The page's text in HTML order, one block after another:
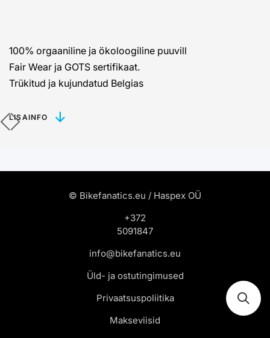
100% orgaaniline ja ökoloogiline puuvill
Fair Wear ja GOTS sertifikaat.
Trükitud ja kujundatud Belgias
LISAINFO
© Bikefanatics.eu / Haspex OÜ
+372
5091847
info@bikefanatics.eu
Üld- ja ostutingimused
Privaatsuspoliitika
Makseviisid